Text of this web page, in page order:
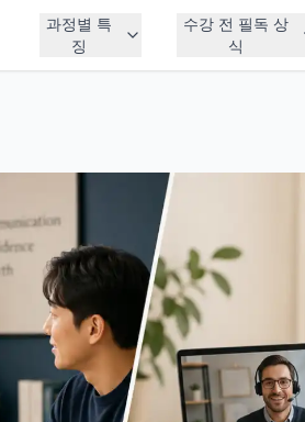
과정별 특
징
수강 전 필독 상
식